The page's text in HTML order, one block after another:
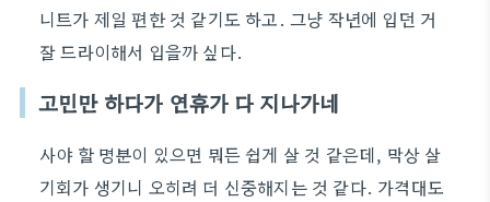
니트가 제일 편한 것 같기도 하고. 그냥 작년에 입던 거
잘 드라이해서 입을까 싶다.
고민만 하다가 연휴가 다 지나가네
사야 할 명분이 있으면 뭐든 쉽게 살 것 같은데, 막상 살
기회가 생기니 오히려 더 신중해지는 것 같다. 가격대도